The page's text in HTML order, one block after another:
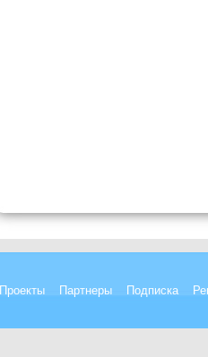
Проекты Партнеры Подписка